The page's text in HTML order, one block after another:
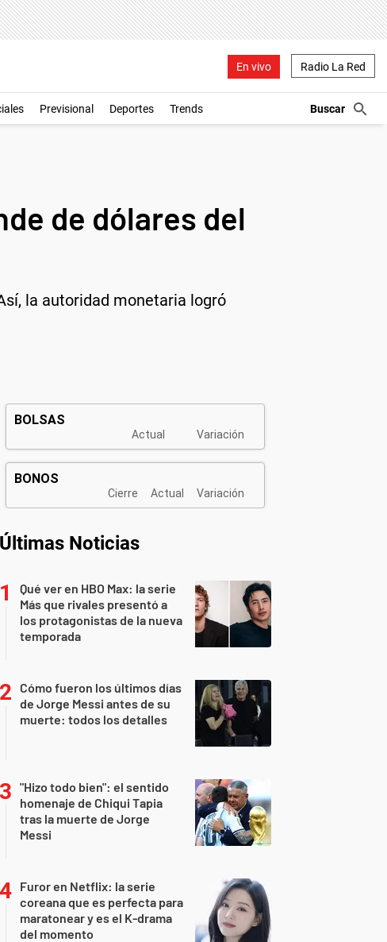
En vivo Radio La Red
Previsional Deportes Trends
de dólares del
la autoridad monetaria logró
Últimas Noticias
Qué ver en HBO Max: la serie
Más que rivales presentó a
los protagonistas de la nueva
temporada
Cómo fueron los últimos días
de Jorge Messi antes de su
muerte: todos los detalles
"Hizo todo bien": el sentido
homenaje de Chiqui Tapia
tras la muerte de Jorge
Messi
Furor en Netflix: la serie
coreana que es perfecta para
maratonear y es el K-drama
del momento